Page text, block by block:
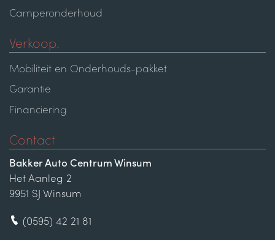
Camperonderhoud
Verkoop.
Mobiliteit en Onderhouds-pakket
Garantie
Financiering
Contact
Bakker Auto Centrum Winsum
Het Aanleg 2
9951 SJ Winsum
(0595) 42 21 81